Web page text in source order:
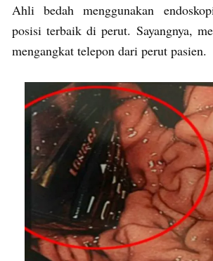
Ahli bedah menggunakan
posisi terbaik di perut. Sayangnya,
mengangkat telepon dari perut pasien.